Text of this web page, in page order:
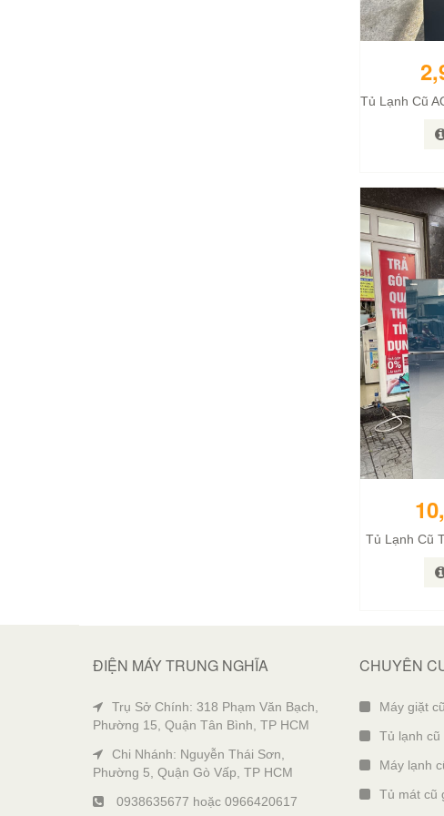
Tủ Lạnh Cũ
ĐIỆN MÁY TRUNG NGHĨA
Trụ Sở Chính: 318 Phạm Văn Bạch,
Phường 15, Quận Tân Bình, TP HCM
Chi Nhánh: Nguyễn Thái Sơn,
Phường 5, Quận Gò Vấp, TP HCM
0938635677 hoặc 0966420617
CHUYÊN
Máy giặt
Tủ lạnh cũ
Máy lạnh
Tủ mát cũ